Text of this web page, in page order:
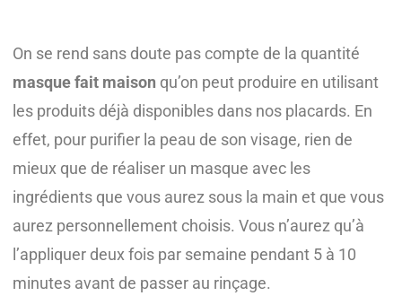
On se rend sans doute pas compte de la quantité
masque fait maison qu’on peut produire en utilisant
les produits déjà disponibles dans nos placards. En
effet, pour purifier la peau de son visage, rien de
mieux que de réaliser un masque avec les
ingrédients que vous aurez sous la main et que vous
aurez personnellement choisis. Vous n’aurez qu’à
l’appliquer deux fois par semaine pendant 5 à 10
minutes avant de passer au rinçage.